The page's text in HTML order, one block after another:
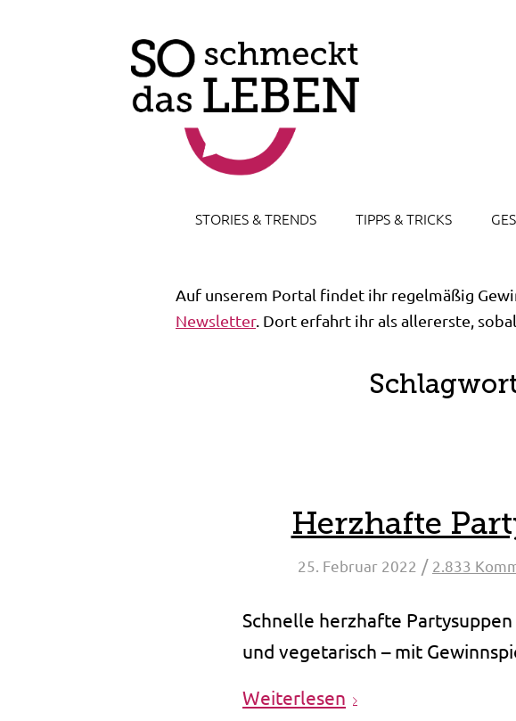
STORIES & TRENDS TIPPS & TRICKS
Auf unserem Portal findet ihr regelmäßig
Newsletter. Dort erfahrt ihr als allererste,
Herzhafte
25. Februar 2022 / 2.833
Schnelle herzhafte
und vegetarisch – mit
Weiterlesen